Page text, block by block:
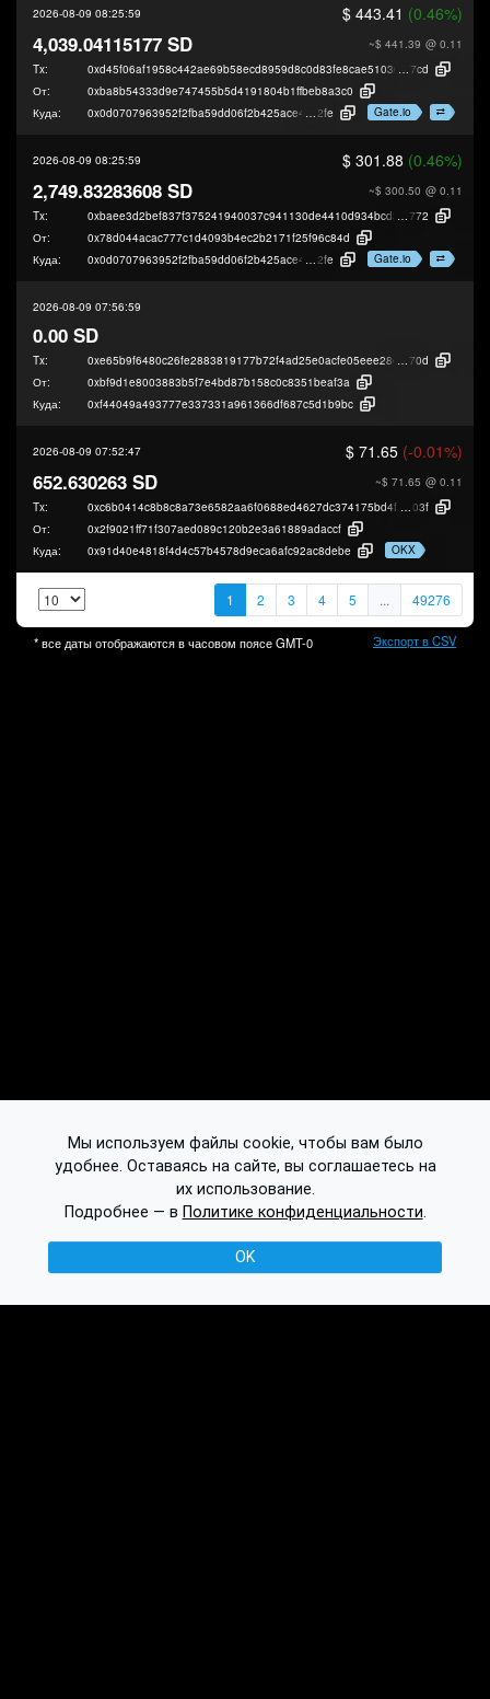
2026-08-09 08:25:59 $ 443.41 (0.46%)
~$ 441.39 @ 0.11
4,039.04115177 SD
Tx: 0xd45f06af1958c442ae69b58ecd8959d8c0d83fe8cae510367f0cf70e2d483
7cd
От:
0xba8b54333d9e747455b5d4191804b1ffbeb8a3c0
Куда:
0x0d0707963952f2fba59dd06f2b425ace40b49
2fe Gate.io
2026-08-09 08:25:59 $ 301.88 (0.46%)
~$ 300.50 @ 0.11
2,749.83283608 SD
Tx: 0xbaee3d2bef837f375241940037c941130de4410d934bcd33026c3d03d7041
772
От:
0x78d044acac777c1d4093b4ec2b2171f25f96c84d
Куда:
0x0d0707963952f2fba59dd06f2b425ace40b49
2fe Gate.io
2026-08-09 07:56:59
0.00 SD
Tx: 0xe65b9f6480c26fe2883819177b72f4ad25e0acfe05eee28e9156cafeadd1e
70d
От:
0xbf9d1e8003883b5f7e4bd87b158c0c8351beaf3a
Куда:
0xf44049a493777e337331a961366df687c5d1b9bc
2026-08-09 07:52:47 $ 71.65 (-0.01%)
~$ 71.65 @ 0.11
652.630263 SD
Tx: 0xc6b0414c8b8c8a73e6582aa6f0688ed4627dc374175bd4f68c3b7067b5796
03f
От:
0x2f9021ff71f307aed089c120b2e3a61889adaccf
Куда:
0x91d40e4818f4d4c57b4578d9eca6afc92ac8debe OKX
1 2 3 4 5 ... 49276
* все даты отображаются в часовом поясеGMT-0 Экспорт в CSV
Мы используем файлы cookie, чтобы вам было
удобнее. Оставаясь на сайте, вы соглашаетесь на
их использование.
Подробнее — в Политике конфиденциальности.
OK